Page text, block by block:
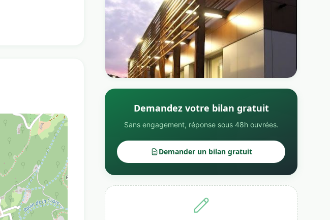
Demandez votre bilan gratuit
Sans engagement, réponse sous 48h ouvrées.
Demander un bilan gratuit